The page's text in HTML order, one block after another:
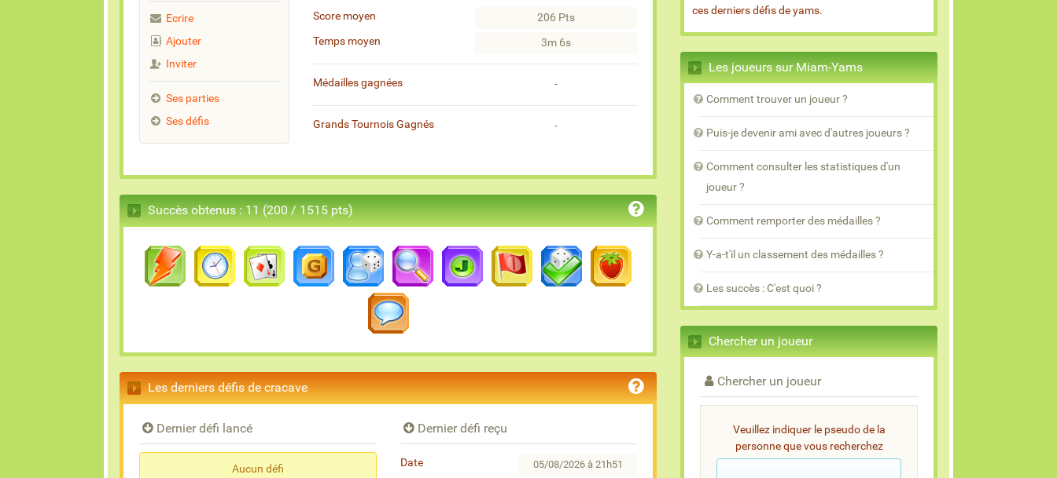
Ecrire
Ajouter
Inviter
Ses parties
Ses défis
Score moyen
206 Pts
Temps moyen
3m 6s
Médailles gagnées -
Grands Tournois Gagnés -
Succès obtenus : 11 (200 / 1515 pts)
Les derniers défis de cracave
Dernier défi lancé
Aucun défi
Dernier défi reçu
Date 05/08/2026 à 21h51
ces derniers défis de yams.
Les joueurs sur Miam-Yams
Comment trouver un joueur ?
Puis-je devenir ami avec d'autres joueurs ?
Comment consulter les statistiques d'un
joueur ?
Comment remporter des médailles ?
Y-a-t'il un classement des médailles ?
Les succès : C'est quoi ?
Chercher un joueur
Chercher un joueur
Veuillez indiquer le pseudo de la
personne que vous recherchez